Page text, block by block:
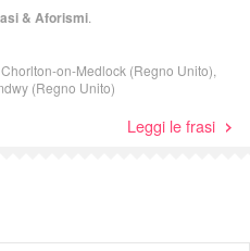
& Aforismi
on-Medlock (Regno Unito),
(Regno Unito)
Leggi le frasi